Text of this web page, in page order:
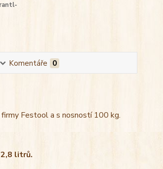
Komentáře 0
Festool a s nosností 100 kg.
litrů.